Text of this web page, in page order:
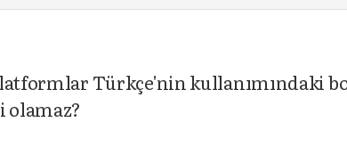
Türkçe'nin kullanımındaki